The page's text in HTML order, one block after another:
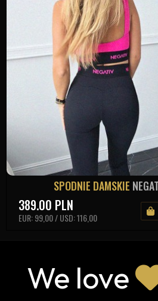
SPODNIE DAMSKIE
389.00 PLN
EUR: 99,00 / USD: 116,00
We love